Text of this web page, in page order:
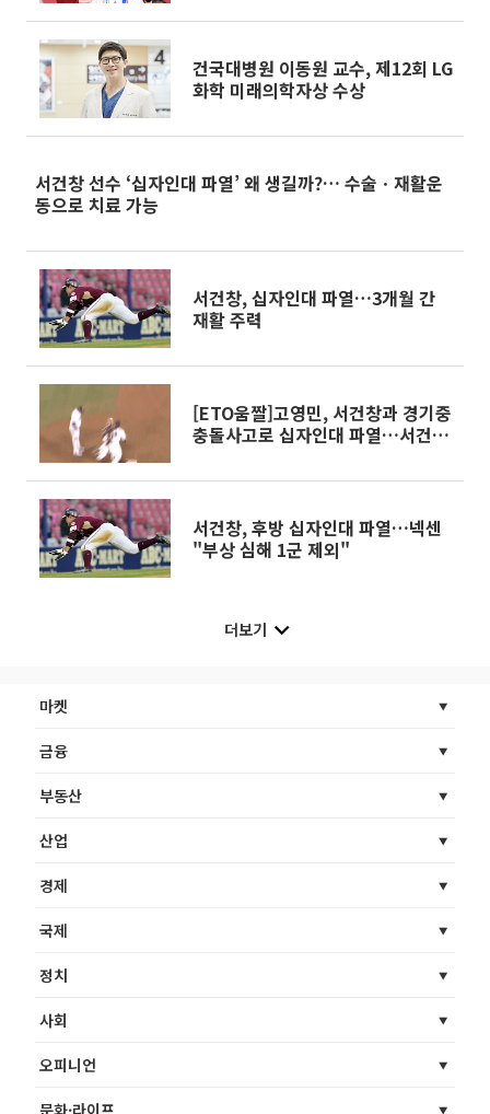
건국대병원 이동원 교수, 제12회 LG
화학 미래의학자상 수상
서건창 선수 ‘십자인대 파열’ 왜 생길까?… 수술ㆍ재활운
동으로 치료 가능
서건창, 십자인대 파열…3개월 간
재활 주력
[ETO움짤]고영민, 서건창과 경기중
충돌사고로 십자인대 파열…서건창
서건창, 후방 십자인대 파열…넥센
"부상 심해 1군 제외"
더보기
마켓
금융
부동산
산업
경제
국제
정치
사회
오피니언
문화·라이프